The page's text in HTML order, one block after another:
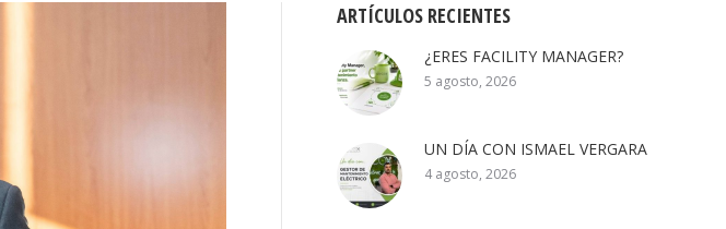
ARTÍCULOS RECIENTES
¿ERES FACILITY MANAGER?
5 agosto, 2026
UN DÍA CON ISMAEL VERGARA
4 agosto, 2026